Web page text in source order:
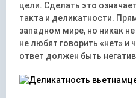
цели. Сделать это
такта и деликатности.
западном мире, но никак
не любят говорить «нет» и
ответ должен быть